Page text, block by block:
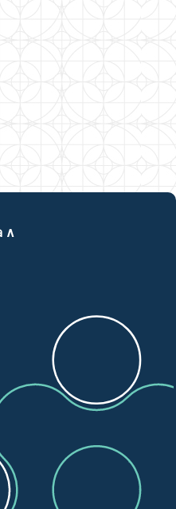
∧